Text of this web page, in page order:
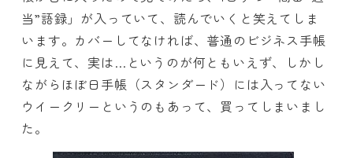
当”語録」が入っていて、読んでいくと笑えてしま
います。カバーしてなければ、普通のビジネス手帳
に見えて、実は…というのが何ともいえず、しかし
ながらほぼ日手帳（スタンダード）には入ってない
ウイークリーというのもあって、買ってしまいまし
た。